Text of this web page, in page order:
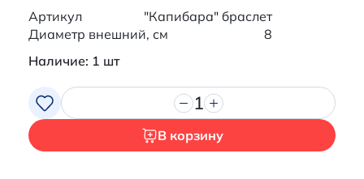
Артикул
"Капибара" браслет
Диаметр внешний, см
8
Наличие: 1 шт
1
В корзину